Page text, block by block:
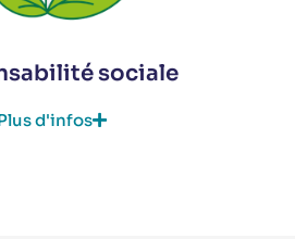
sociale
d'infos